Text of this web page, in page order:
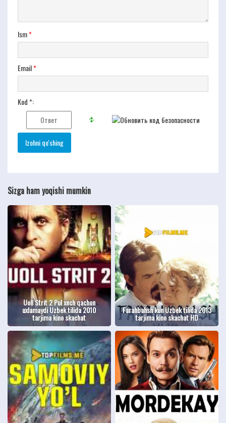
Ism*
Email*
Kod *:
Sizga ham yoqishi mumkin
Uoll Strit 2 Pul xech qachon
uxlamaydi Uzbek tilida 2010
tarjima kino skachat
Farahbahsh kun Uzbek tilida 2013
tarjima kino skachat HD